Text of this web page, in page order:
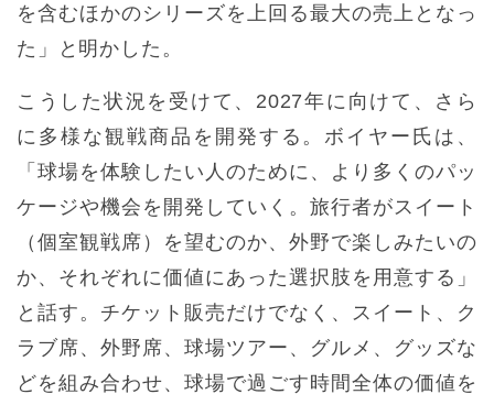
を含むほかのシリーズを上回る最大の売上となっ
た」と明かした。
こうした状況を受けて、2027年に向けて、さら
に多様な観戦商品を開発する。ボイヤー氏は、
「球場を体験したい人のために、より多くのパッ
ケージや機会を開発していく。旅行者がスイート
（個室観戦席）を望むのか、外野で楽しみたいの
か、それぞれに価値にあった選択肢を用意する」
と話す。チケット販売だけでなく、スイート、ク
ラブ席、外野席、球場ツアー、グルメ、グッズな
どを組み合わせ、球場で過ごす時間全体の価値を